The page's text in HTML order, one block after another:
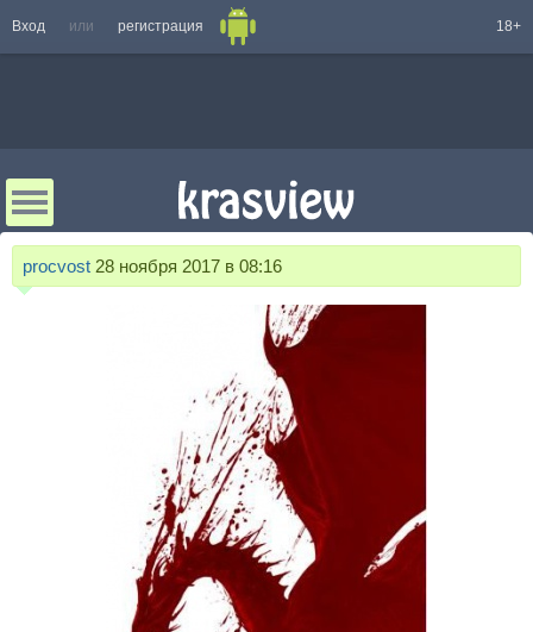
Вход или регистрация 18+
procvost 28 ноября 2017 в 08:16